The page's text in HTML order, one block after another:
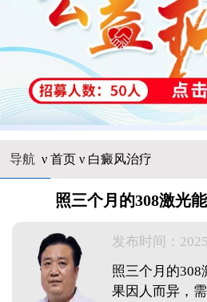
导航 ν 首页ν 白癜风治疗
照三个月的308激光
发布时间：
照三个月的308
果因人而异，